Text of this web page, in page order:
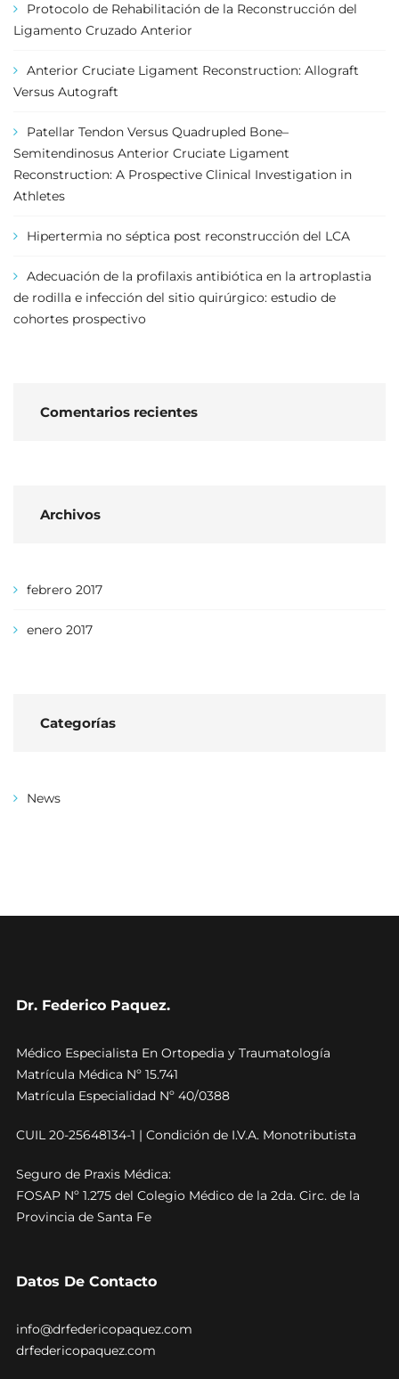
Protocolo de Rehabilitación de la Reconstrucción del
Ligamento Cruzado Anterior
Anterior Cruciate Ligament Reconstruction: Allograft
Versus Autograft
Patellar Tendon Versus Quadrupled Bone–
Semitendinosus Anterior Cruciate Ligament
Reconstruction: A Prospective Clinical Investigation in
Athletes
Hipertermia no séptica post reconstrucción del LCA
Adecuación de la profilaxis antibiótica en la artroplastia
de rodilla e infección del sitio quirúrgico: estudio de
cohortes prospectivo
Comentarios recientes
Archivos
febrero 2017
enero 2017
Categorías
News
Dr. Federico Paquez.
Médico Especialista En Ortopedia y Traumatología
Matrícula Médica Nº 15.741
Matrícula Especialidad Nº 40/0388
CUIL 20-25648134-1 | Condición de I.V.A. Monotributista
Seguro de Praxis Médica:
FOSAP Nº 1.275 del Colegio Médico de la 2da. Circ. de la
Provincia de Santa Fe
Datos De Contacto
info@drfedericopaquez.com
drfedericopaquez.com